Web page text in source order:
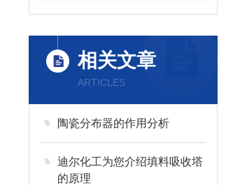
相关文章
ARTICLES
陶瓷分布器的作用分析
迪尔化工为您介绍填料吸收塔
的原理